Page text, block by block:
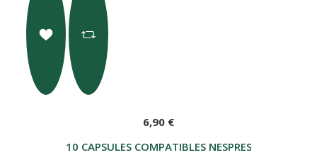
10 CAPSULES COMPATIBLES NESPRESSO THE
6,90 €